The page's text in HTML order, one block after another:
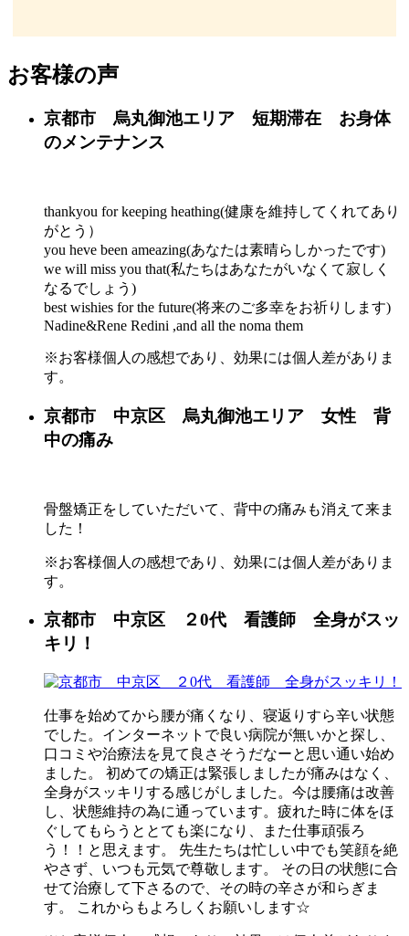
お客様の声
京都市 烏丸御池エリア 短期滞在 お身体
のメンテナンス
thankyou for keeping heathing(健康を維持してくれてあり
がとう）
you heve been ameazing(あなたは素晴らしかったです)
we will miss you that(私たちはあなたがいなくて寂しく
なるでしょう)
best wishies for the future(将来のご多幸をお祈りします)
Nadine&Rene Redini ,and all the noma them
※お客様個人の感想であり、効果には個人差がありま
す。
京都市 中京区 烏丸御池エリア 女性 背
中の痛み
骨盤矯正をしていただいて、背中の痛みも消えて来ま
した！
※お客様個人の感想であり、効果には個人差がありま
す。
京都市 中京区 ２0代 看護師 全身がスッ
キリ！
仕事を始めてから腰が痛くなり、寝返りすら辛い状態
でした。インターネットで良い病院が無いかと探し、
口コミや治療法を見て良さそうだなーと思い通い始め
ました。 初めての矯正は緊張しましたが痛みはなく、
全身がスッキリする感じがしました。今は腰痛は改善
し、状態維持の為に通っています。疲れた時に体をほ
ぐしてもらうととても楽になり、また仕事頑張ろ
う！！と思えます。 先生たちは忙しい中でも笑顔を絶
やさず、いつも元気で尊敬します。 その日の状態に合
せて治療して下さるので、その時の辛さが和らぎま
す。 これからもよろしくお願いします☆